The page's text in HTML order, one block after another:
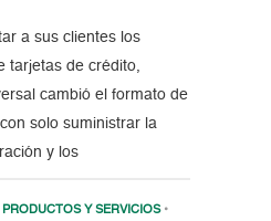
a sus clientes los
tarjetas de crédito,
cambió el formato de
solo suministrar la
y los
PRODUCTOS Y SERVICIOS •